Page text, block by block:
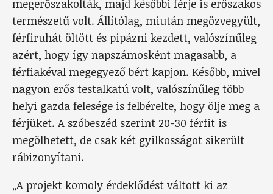
megerőszakolták, majd későbbi férje is erőszakos
természetű volt. Állítólag, miután megözvegyült,
férfiruhát öltött és pipázni kezdett, valószínűleg
azért, hogy így napszámosként magasabb, a
férfiakéval megegyező bért kapjon. Később, mivel
nagyon erős testalkatú volt, valószínűleg több
helyi gazda felesége is felbérelte, hogy ölje meg a
férjüket. A szóbeszéd szerint 20-30 férfit is
megölhetett, de csak két gyilkosságot sikerült
rábizonyítani.
„A projekt komoly érdeklődést váltott ki az